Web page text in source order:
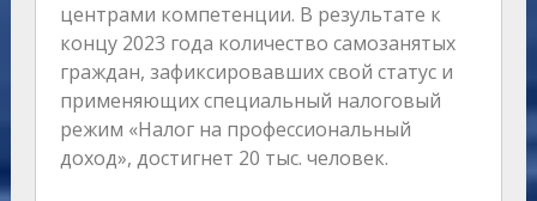
центрами компетенции. В результате к
концу 2023 года количество самозанятых
граждан, зафиксировавших свой статус и
применяющих специальный налоговый
режим «Налог на профессиональный
доход», достигнет 20 тыс. человек.